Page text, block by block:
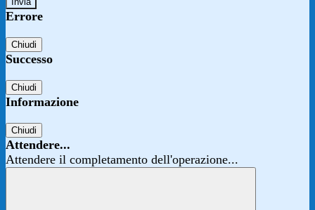
Errore
Chiudi
Successo
Chiudi
Informazione
Chiudi
Attendere...
Attendere il completamento dell'operazione...